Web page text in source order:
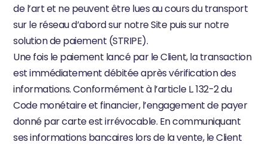
de l’art et ne peuvent être lues au cours du transport
sur le réseau d’abord sur notre Site puis sur notre
solution de paiement (STRIPE).
Une fois le paiement lancé par le Client, la transaction
est immédiatement débitée après vérification des
informations. Conformément à l’article L. 132-2 du
Code monétaire et financier, l’engagement de payer
donné par carte est irrévocable. En communiquant
ses informations bancaires lors de la vente, le Client